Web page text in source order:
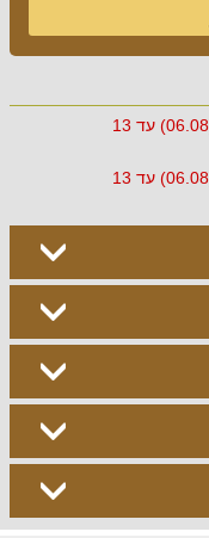
- 3500 ₪ ללילה למזמינים 2 לילות בחמישי (06.08) עד 13
- 3250 ₪ ללילה למזמינים 3 לילות בחמישי (06.08) עד 13